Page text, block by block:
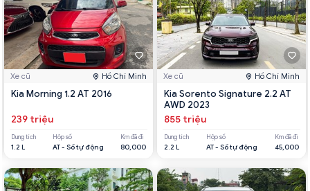
Xe cũ Hồ Chí Minh
Kia Morning 1.2 AT 2016
239 triệu
Dung tích
1.2 L
Hộp số
AT - Số tự động
Km đã đi
80,000
Xe cũ Hồ Chí Minh
Kia Sorento Signature 2.2 AT
AWD 2023
855 triệu
Dung tích
2.2 L
Hộp số
AT - Số tự động
Km đã đi
45,000